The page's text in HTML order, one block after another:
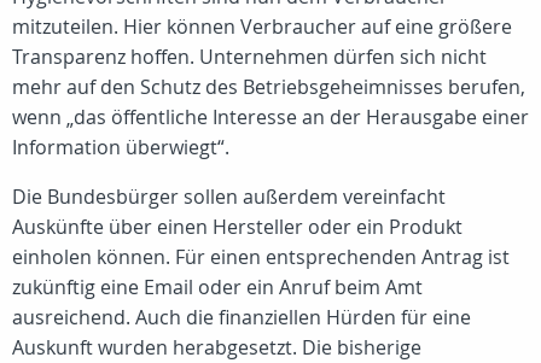
mitzuteilen. Hier können Verbraucher auf eine größere
Transparenz hoffen. Unternehmen dürfen sich nicht
mehr auf den Schutz des Betriebsgeheimnisses berufen,
wenn „das öffentliche Interesse an der Herausgabe einer
Information überwiegt“.
Die Bundesbürger sollen außerdem vereinfacht
Auskünfte über einen Hersteller oder ein Produkt
einholen können. Für einen entsprechenden Antrag ist
zukünftig eine Email oder ein Anruf beim Amt
ausreichend. Auch die finanziellen Hürden für eine
Auskunft wurden herabgesetzt. Die bisherige